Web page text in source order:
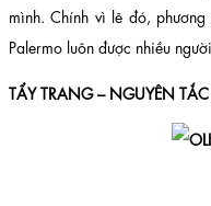
mình. Chính vì lẽ đó,
Palermo luôn được nhiều
TẨY TRANG – NGUYÊN